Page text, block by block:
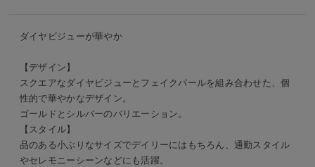
ダイヤビジューが華やか
【デザイン】
スクエアなダイヤビジューとフェイクパールを組み合わせた、個
性的で華やかなデザイン。
ゴールドとシルバーのバリエーション。
【スタイル】
品のある小ぶりなサイズでデイリーにはもちろん、通勤スタイル
セレモニーシーンなどにも活躍。